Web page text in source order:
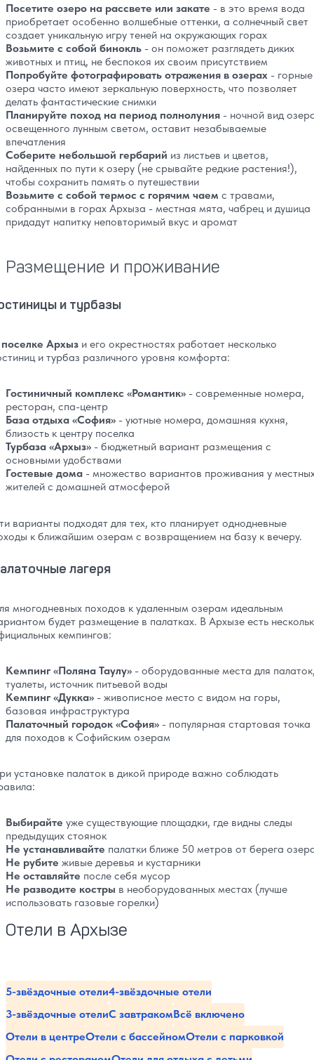
Посетите озеро на рассвете или закате - в это время вода
приобретает особенно волшебные оттенки, а солнечный свет
создает уникальную игру теней на окружающих горах
Возьмите с собой бинокль - он поможет разглядеть диких
животных и птиц, не беспокоя их своим присутствием
Попробуйте фотографировать отражения в озерах - горные
озера часто имеют зеркальную поверхность, что позволяет
делать фантастические снимки
Планируйте поход на период полнолуния - ночной вид
освещенного лунным светом, оставит незабываемые
впечатления
Соберите небольшой гербарий из листьев и цветов,
найденных по пути к озеру (не срывайте редкие растения!),
чтобы сохранить память о путешествии
Возьмите с собой термос с горячим чаем с травами,
собранными в горах Архыза - местная мята, чабрец и душица
придадут напитку неповторимый вкус и аромат
Размещение и проживание
и турбазы
Архыз и его окрестностях работает несколько
и турбаз различного уровня комфорта:
Гостиничный комплекс «Романтик» - современные номера,
ресторан, спа-центр
База отдыха «София» - уютные номера, домашняя кухня,
близость к центру поселка
Турбаза «Архыз» - бюджетный вариант размещения с
основными удобствами
Гостевые дома - множество вариантов проживания у
жителей с домашней атмосферой
варианты подходят для тех, кто планирует однодневные
к ближайшим озерам с возвращением на базу к вечеру.
лагеря
многодневных походов к удаленным озерам идеальным
будет размещение в палатках. В Архызе есть
кемпингов:
Кемпинг «Поляна Таулу» - оборудованные места для
туалеты, источник питьевой воды
Кемпинг «Дукка» - живописное место с видом на горы,
базовая инфраструктура
Палаточный городок «София» - популярная стартовая точка
для походов к Софийским озерам
установке палаток в дикой природе важно соблюдать
Выбирайте уже существующие площадки, где видны следы
предыдущих стоянок
Не устанавливайте палатки ближе 50 метров от берега
Не рубите живые деревья и кустарники
Не оставляйте после себя мусор
Не разводите костры в необорудованных местах (лучше
использовать газовые горелки)
Отели в Архызе
5-звёздочные отели4-звёздочные отели
3-звёздочные отелиС завтракомВсё включено
Отели в центреОтели с бассейномОтели с парковкой